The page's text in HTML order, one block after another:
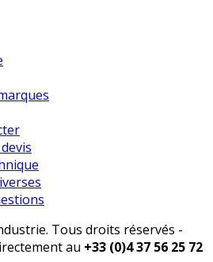
Tous droits réservés -
au +33 (0)4 37 56 25 72